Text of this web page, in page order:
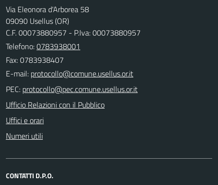
Via Eleonora d'Arborea 58
09090 Usellus (OR)
C.F. 00073880957 - P.Iva: 00073880957
Telefono:0783938001
Fax: 0783938407
E-mail:
PEC:
Ufficio Relazioni con il Pubblico
Uffici e orari
Numeri utili
CONTATTI D.P.O.